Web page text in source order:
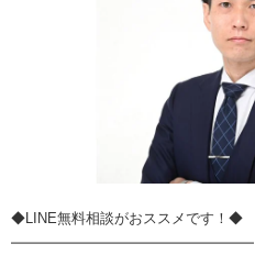
◆LINE無料相談がおススメです！◆
━━━━━━━━━━━━━━━━━